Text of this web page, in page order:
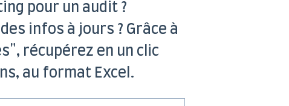
pour un audit ?
infos à jours ? Grâce à
récupérez en un clic
au format Excel.